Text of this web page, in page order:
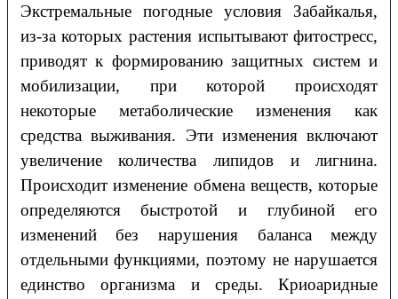
Экстремальные погодные условия Забайкалья,
из-за которых растения испытывают фитостресс,
приводят к формированию защитных систем и
мобилизации, при которой происходят
некоторые метаболические изменения как
средства выживания. Эти изменения включают
увеличение количества липидов и лигнина.
Происходит изменение обмена веществ, которые
определяются быстротой и глубиной его
изменений без нарушения баланса между
отдельными функциями, поэтому не нарушается
единство организма и среды. Криоаридные